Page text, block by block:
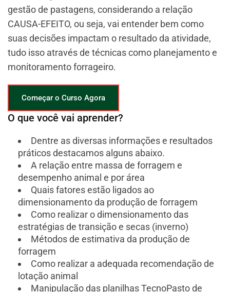
gestão de pastagens, considerando a relação
CAUSA-EFEITO, ou seja, vai entender bem como
suas decisões impactam o resultado da atividade,
tudo isso através de técnicas como planejamento e
monitoramento forrageiro.
Começar o Curso Agora
O que você vai aprender?
Dentre as diversas informações e resultados
práticos destacamos alguns abaixo.
A relação entre massa de forragem e
desempenho animal e por área
Quais fatores estão ligados ao
dimensionamento da produção de forragem
Como realizar o dimensionamento das
estratégias de transição e secas (inverno)
Métodos de estimativa da produção de
forragem
Como realizar a adequada recomendação de
lotação animal
Manipulação das planilhas TecnoPasto de